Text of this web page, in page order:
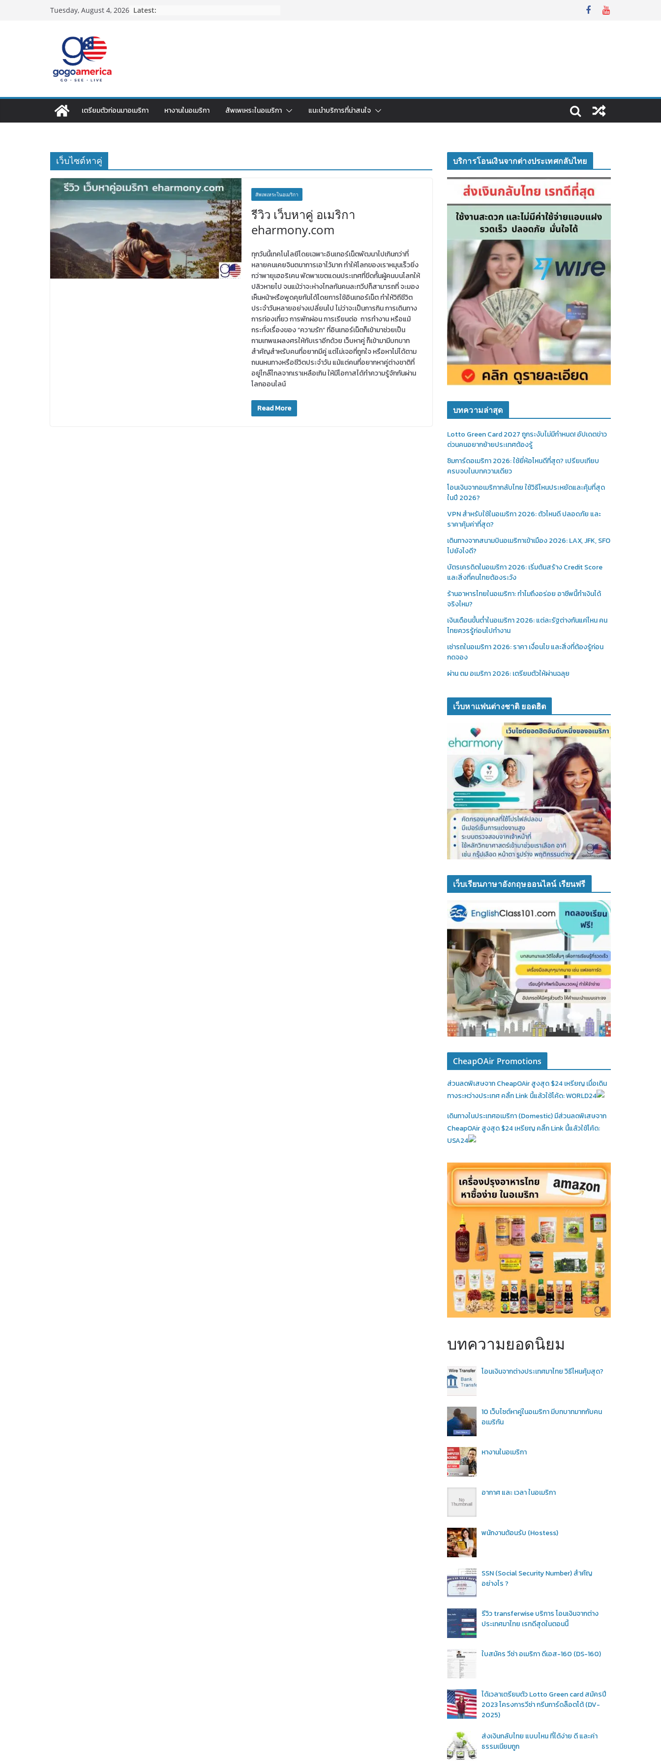
Tuesday, August 4, 2026 Latest:
เตรียมตัวก่อนมาอเมริกา หางานในอเมริกา สัพเพเหระในอเมริกา แนะนำบริการที่น่าสนใจ
เว็บไซต์หาคู่
สัพเพเหระในอเมริกา
รีวิว เว็บหาคู่ อเมริกา
eharmony.com
ทุกวันนี้เทคโนโลยีโดยเฉพาะอินเทอร์เน็ตพัฒนาไปเกินกว่าที่
หลายคนเคยจินตนาการเอาไว้มาก ทำให้โลกของเราหมุนเร็วยิ่ง
กว่าพายุเฮอริเคน พัดพาเขตแดนประเทศที่ขีดกั้นผู้คนบนโลกให้
ปลิวหายไป จนแม้ว่าจะห่างไกลกันคนละทวีปก็สามารถที่ จะมอง
เห็นหน้าหรือพูดคุยกันได้โดยการใช้อินเทอร์เน็ต ทำให้วิถีชีวิต
ประจำวันหลายอย่างเปลี่ยนไป ไม่ว่าจะเป็นการกิน การเดินทาง
การท่องเที่ยว การพักผ่อน การเรียนต่อ การทำงาน หรือแม้
กระทั่งเรื่องของ “ความรัก” ที่อินเทอร์เน็ตก็เข้ามาช่วยเป็น
กามเทพแผลงศรให้กับเราอีกด้วย เว็บหาคู่ ก็เข้ามามีบทบาท
สำคัญสำหรับคนที่อยากมีคู่ แต่ไม่เจอที่ถูกใจ หรือหาไม่ได้ตาม
ถนนหนทางหรือชีวิตประจำวัน แม้แต่คนที่อยากหาคู่ต่างชาติที่
อยู่ไกล๊ไกลจากเราเหลือเกิน ให้มีโอกาสได้ทำความรู้จักกันผ่าน
โลกออนไลน์
Read More
บริการโอนเงินจากต่างประเทศกลับไทย
บทความล่าสุด
Lotto Green Card 2027 ถูกระงับไม่มีกำหนด! อัปเดตข่าว
ด่วนคนอยากย้ายประเทศต้องรู้
ซิมการ์ดอเมริกา 2026: ใช้ยี่ห้อไหนดีที่สุด? เปรียบเทียบ
ครบจบในบทความเดียว
โอนเงินจากอเมริกากลับไทย ใช้วิธีไหนประหยัดและคุ้มที่สุด
ในปี 2026?
VPN สำหรับใช้ในอเมริกา 2026: ตัวไหนดี ปลอดภัย และ
ราคาคุ้มค่าที่สุด?
เดินทางจากสนามบินอเมริกาเข้าเมือง 2026: LAX, JFK, SFO
ไปยังไงดี?
บัตรเครดิตในอเมริกา 2026: เริ่มต้นสร้าง Credit Score
และสิ่งที่คนไทยต้องระวัง
ร้านอาหารไทยในอเมริกา: ทำไมถึงอร่อย อาชีพนี้ทำเงินได้
จริงไหม?
เงินเดือนขั้นต่ำในอเมริกา 2026: แต่ละรัฐต่างกันแค่ไหน คน
ไทยควรรู้ก่อนไปทำงาน
เช่ารถในอเมริกา 2026: ราคา เงื่อนไข และสิ่งที่ต้องรู้ก่อน
กดจอง
ผ่าน ตม อเมริกา 2026: เตรียมตัวให้ผ่านฉลุย
เว็บหาแฟนต่างชาติ ยอดฮิต
เว็บเรียนภาษาอังกฤษออนไลน์ เรียนฟรี
CheapOAir Promotions
ส่วนลดพิเสษจาก CheapOAir สูงสุด $24 เหรียญ เมื่อเดิน
ทางระหว่างประเทศ คลิ้ก Link นี้แล้วใช้โค้ด: WORLD24
เดินทางในประเทศอเมริกา (Domestic)มีส่วนลดพิเสษจาก
CheapOAir สูงสุด $24 เหรียญ คลิ้ก Link นี้แล้วใช้โค้ด:
USA24
บทความยอดนิยม
โอนเงินจากต่างประเทศมาไทย วิธีไหนคุ้มสุด?
10 เว็บไซต์หาคู่ในอเมริกา มีบทบาทมากกับคน
อเมริกัน
หางานในอเมริกา
อากาศ และ เวลา ในอเมริกา
พนักงานต้อนรับ (Hostess)
SSN (Social Security Number) สำคัญ
อย่างไร ?
รีวิว transferwise บริการ โอนเงินจากต่าง
ประเทศมาไทย เรทดีสุดในตอนนี้
ใบสมัคร วีซ่า อเมริกา ดีเอส-160 (DS-160)
ได้เวลาเตรียมตัว Lotto Green card สมัครปี
2023 โครงการวีซ่า กรีนการ์ดล็อตโต้ (DV-
2025)
ส่งเงินกลับไทย แบบไหน ที่ได้ง่าย ดี และค่า
ธรรมเนียมถูก